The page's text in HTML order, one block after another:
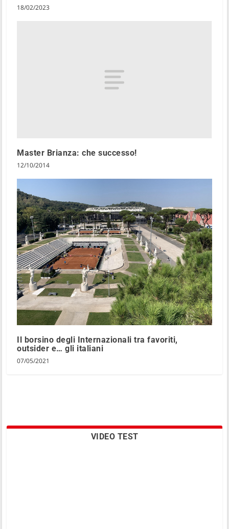
18/02/2023
Master Brianza: che successo!
12/10/2014
Il borsino degli Internazionali tra favoriti,
outsider e… gli italiani
07/05/2021
VIDEO TEST